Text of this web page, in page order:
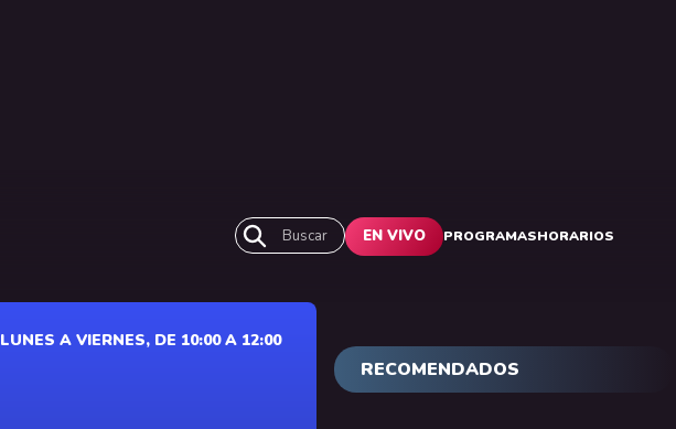
Buscar EN VIVO PROGRAMASHORARIOS
LUNES A VIERNES, DE 10:00 A 12:00
RECOMENDADOS